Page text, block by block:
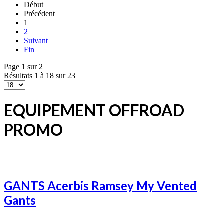
Début
Précédent
1
2
Suivant
Fin
Page 1 sur 2
Résultats 1 à 18 sur 23
EQUIPEMENT OFFROAD
PROMO
GANTS Acerbis Ramsey My Vented
Gants